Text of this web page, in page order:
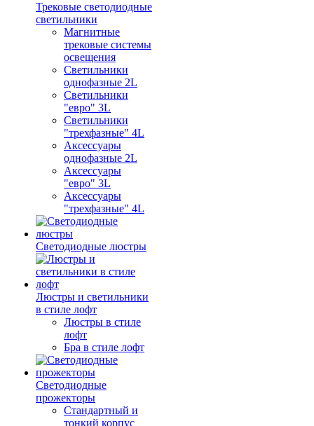
Трековые светодиодные
светильники
Магнитные
трековые системы
освещения
Светильники
однофазные 2L
Светильники
"евро" 3L
Светильники
"трехфазные" 4L
Аксессуары
однофазные 2L
Аксессуары
"евро" 3L
Аксессуары
"трехфазные" 4L
Светодиодные люстры
Люстры и светильники
в стиле лофт
Люстры в стиле
лофт
Бра в стиле лофт
Светодиодные
прожекторы
Стандартный и
тонкий корпус